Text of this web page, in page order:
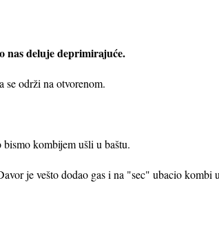
nas deluje deprimirajuće.
se održi na otvorenom.
kombijem ušli u baštu.
je vešto dodao gas i na "sec" ubacio kombi